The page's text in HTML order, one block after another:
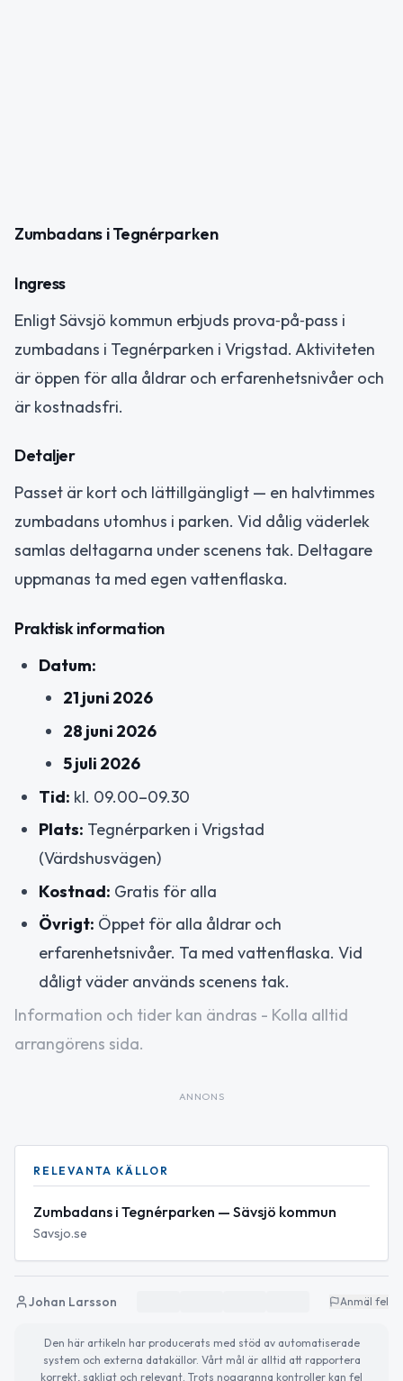
Zumbadans i Tegnérparken
Ingress
Enligt Sävsjö kommun erbjuds prova‑på‑pass i
zumbadans i Tegnérparken i Vrigstad. Aktiviteten
är öppen för alla åldrar och erfarenhetsnivåer och
är kostnadsfri.
Detaljer
Passet är kort och lättillgängligt — en halvtimmes
zumbadans utomhus i parken. Vid dålig väderlek
samlas deltagarna under scenens tak. Deltagare
uppmanas ta med egen vattenflaska.
Praktisk information
Datum:
21 juni 2026
28 juni 2026
5 juli 2026
Tid: kl. 09.00–09.30
Plats: Tegnérparken i Vrigstad
(Värdshusvägen)
Kostnad: Gratis för alla
Övrigt: Öppet för alla åldrar och
erfarenhetsnivåer. Ta med vattenflaska. Vid
dåligt väder används scenens tak.
Information och tider kan ändras - Kolla alltid
arrangörens sida.
ANNONS
RELEVANTA KÄLLOR
Zumbadans i Tegnérparken — Sävsjö kommun
Savsjo.se
Johan Larsson Anmäl fel
Den här artikeln har producerats med stöd av automatiserade
system och externa datakällor. Vårt mål är alltid att rapportera
korrekt, sakligt och relevant. Trots noggranna kontroller kan fel